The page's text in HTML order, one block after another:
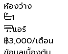
ห้องว่าง
1
แอร์
฿3,000/เดือน